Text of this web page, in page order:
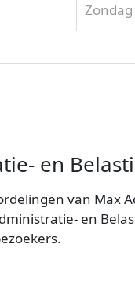
Zondag
en
van Max
en